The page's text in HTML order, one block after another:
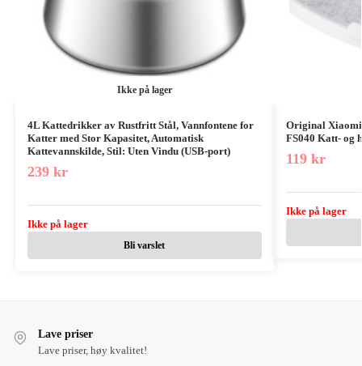
Ikke på lager
4L Kattedrikker av Rustfritt Stål, Vannfontene for
Katter med Stor Kapasitet, Automatisk
Kattevannskilde, Stil: Uten Vindu (USB-port)
239 kr
Ikke på lager
Bli varslet
Original Xiaomi
FS040 Katt- og
119 kr
Ikke på lager
Lave priser
Lave priser, høy kvalitet!